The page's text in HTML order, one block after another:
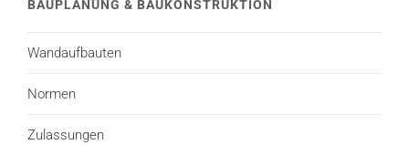
BAUPLANUNG & BAUKONSTRUKTION
Wandaufbauten
Normen
Zulassungen